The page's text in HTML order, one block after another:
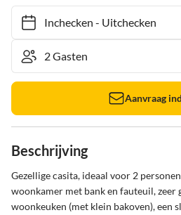
Inchecken- Uitchecken
Aanvraag
Beschrijving
Gezellige casita, ideaal voor 2
woonkamer met bank en fauteuil, zeer
woonkeuken (met klein bakoven), een